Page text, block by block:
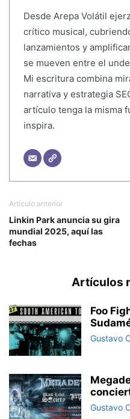
Desde Arepa Volátil
crítico musical,
lanzamientos y
se mueven entre el
Mi escritura combina
narrativa y estrategia
artículo tenga la misma
inspira.
Artículo anterior
Linkin Park anuncia su gira
mundial 2025, aquí las
fechas
Artículos
Foo
Gustavo
Gustavo